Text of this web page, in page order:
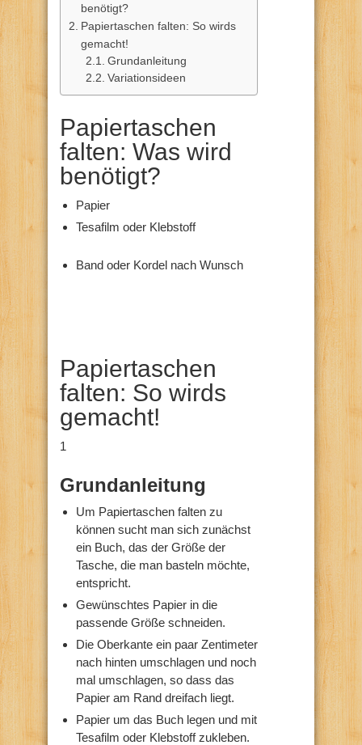
benötigt?
Papiertaschen falten: So wirds
gemacht!
Grundanleitung
Variationsideen
Papiertaschen
falten: Was wird
benötigt?
Papier
Tesafilm oder Klebstoff
Band oder Kordel nach Wunsch
Papiertaschen
falten: So wirds
gemacht!
1
Grundanleitung
Um Papiertaschen falten zu
können sucht man sich zunächst
ein Buch, das der Größe der
Tasche, die man basteln möchte,
entspricht.
Gewünschtes Papier in die
passende Größe schneiden.
Die Oberkante ein paar Zentimeter
nach hinten umschlagen und noch
mal umschlagen, so dass das
Papier am Rand dreifach liegt.
Papier um das Buch legen und mit
Tesafilm oder Klebstoff zukleben.